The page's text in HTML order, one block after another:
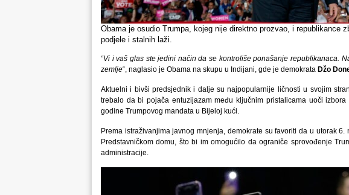
Obama je osudio Trumpa, kojeg nije direktno prozvao, i republikance
podjele i stalnih laži.
“Vi i vaš glas ste jedini način da se kontroliše ponašanje republikanaca.
zemlje“, naglasio je Obama na skupu u Indijani, gde je demokrata Džo
Aktuelni i bivši predsjednik i dalje su najpopularnije ličnosti u svojim
trebalo da bi pojača entuzijazam među ključnim pristalicama uoči
godine Trumpovog mandata u Bijeloj kući.
Prema istraživanjima javnog mnjenja, demokrate su favoriti da u utorak
Predstavničkom domu, što bi im omogućilo da ograniče sprovođenje
administracije.